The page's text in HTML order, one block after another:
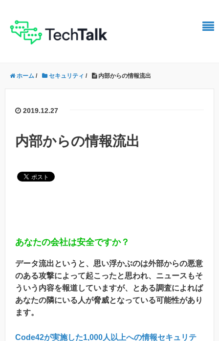
ホーム / セキュリティ / 内部からの情報流出
2019.12.27
内部からの情報流出
あなたの会社は安全ですか？
データ流出というと、思い浮かぶのは外部からの悪意
のある攻撃によって起こったと思われ、ニュースもそ
ういう内容を報道していますが、とある調査によれば
あなたの隣にいる人が脅威となっている可能性があり
ます。
Code42が実施した1,000人以上への情報セキュリテ